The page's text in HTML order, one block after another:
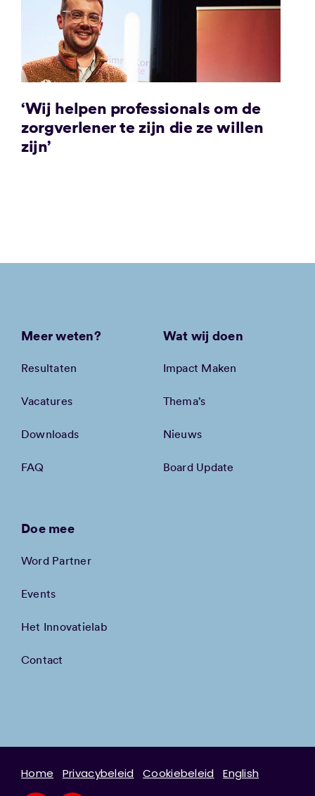
‘Wij helpen professionals om de
zorgverlener te zijn die ze willen
zijn’
Meer weten?
Resultaten
Vacatures
Downloads
FAQ
Wat wij doen
Impact Maken
Thema’s
Nieuws
Board Update
Doe mee
Word Partner
Events
Het Innovatielab
Contact
Home Privacybeleid Cookiebeleid English